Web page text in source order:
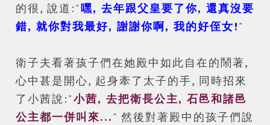
的很, 說道:"嘿, 去年跟父皇要了你, 還真沒要
錯, 就你對我最好, 謝謝你啊, 我的好侄女!"
衛子夫看著孩子們在她殿中如此自在的鬧著,
心中甚是開心, 起身牽了太子的手, 同時招來
了小茜說:"小茜, 去把衛長公主, 石邑和諸邑
公主都一併叫來..." 然後對著殿中的孩子們說